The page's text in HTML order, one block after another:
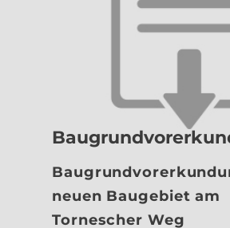
neuen Baugebiet am
Tornescher Weg